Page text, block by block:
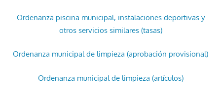
Ordenanza piscina municipal, instalaciones deportivas y
otros servicios similares (tasas)
Ordenanza municipal de limpieza (aprobación provisional)
Ordenanza municipal de limpieza (artículos)